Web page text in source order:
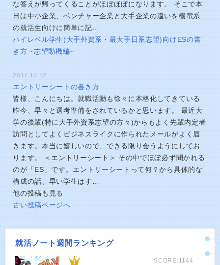
な答えが帰ってくることがほぼほぼになります。 そこで本
日は中小企業、ベンチャー企業と大手企業の違いを機電系
の就活生向けに簡単に記…
ハイレベル学生(大手外資系・最大手日系志望)向けESの書
き方 ~志望動機編~
2017.10.22
エントリーシートの書き方
皆様、こんにちは。就職活動も徐々に本格化してきている
昨今、早々と選考準備をされているかと思います。 最近大
学の後輩(特に大手外資系志望の方々)からもよく先輩内定者
訪問としてよくビジネスライクに作られたメールがよく届
きます。本当に嬉しいので、できる限り会うようにしてお
ります。 ＜エントリーシート＞ その中でほぼ必ず聞かれる
のが「ES」です。エントリーシートって何？から具体的な
構成の話、早い学生はす…
他の投稿も見る
古い投稿ページへ
就活ノート週間ランキング
SCORE:1144